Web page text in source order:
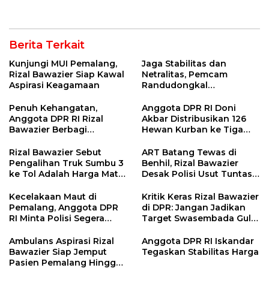
Berita Terkait
Kunjungi MUI Pemalang,
Rizal Bawazier Siap Kawal
Aspirasi Keagamaan
Jaga Stabilitas dan
Netralitas, Pemcam
Randudongkal
Pilkades 2026
Penuh Kehangatan,
Anggota DPR RI Rizal
Bawazier Berbagi
SD di Pekalongan
Anggota DPR RI Doni
Akbar Distribusikan 126
Hewan Kurban ke Tiga
Rizal Bawazier Sebut
Pengalihan Truk Sumbu 3
ke Tol Adalah Harga Mati
ART Batang Tewas di
Benhil, Rizal Bawazier
Desak Polisi Usut Tuntas
Kerja
Kecelakaan Maut di
Pemalang, Anggota DPR
RI Minta Polisi Segera
Operasional Truk
Kritik Keras Rizal Bawazier
di DPR: Jangan Jadikan
Target Swasembada Gula
Ambulans Aspirasi Rizal
Bawazier Siap Jemput
Pasien Pemalang Hingga
Anggota DPR RI Iskandar
Tegaskan Stabilitas Harga